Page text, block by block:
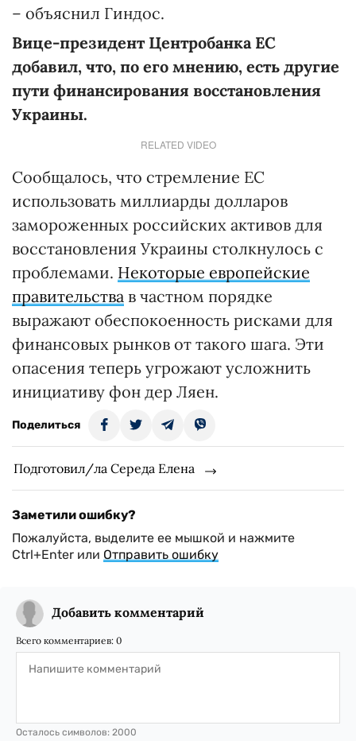
– объяснил Гиндос.
Вице-президент Центробанка ЕС
добавил, что, по его мнению, есть другие
пути финансирования восстановления
Украины.
RELATED VIDEO
Сообщалось, что стремление ЕС
использовать миллиарды долларов
замороженных российских активов для
восстановления Украины столкнулось с
проблемами. Некоторые европейские
правительства в частном порядке
выражают обеспокоенность рисками для
финансовых рынков от такого шага. Эти
опасения теперь угрожают усложнить
инициативу фон дер Ляен.
Поделиться
Подготовил/ла Середа Елена
Заметили ошибку?
Пожалуйста, выделите ее мышкой и нажмите
Ctrl+Enter или Отправить ошибку
Добавить комментарий
Всего комментариев: 0
Осталось символов: 2000